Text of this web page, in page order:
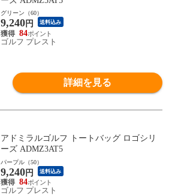
グリーン（60）
9,240円 送料込み
84
ゴルフ プレスト
詳細を見る
アドミラルゴルフ トートバッグ ロゴシリ
ーズ ADMZ3AT5
パープル（50）
9,240円 送料込み
84
ゴルフ プレスト